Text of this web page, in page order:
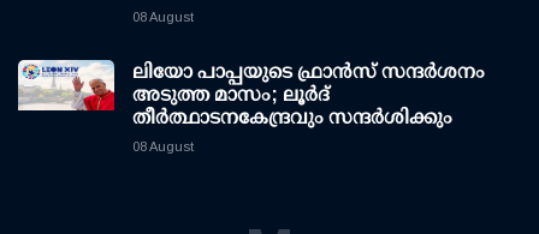
08 August
ലിയോ പാപ്പയുടെ ഫ്രാൻസ് സന്ദർശനം
അടുത്ത മാസം; ലൂർദ്
തീർത്ഥാടനകേന്ദ്രവും സന്ദർശിക്കും
08 August